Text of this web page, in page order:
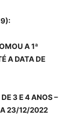
A 1ª
A DATA DE
3 E 4 ANOS –
23/12/2022